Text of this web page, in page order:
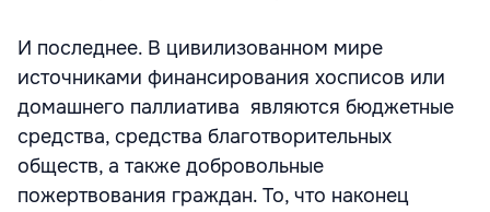
И последнее. В цивилизованном мире
источниками финансирования хосписов или
домашнего паллиатива являются бюджетные
средства, средства благотворительных
обществ, а также добровольные
пожертвования граждан. То, что наконец